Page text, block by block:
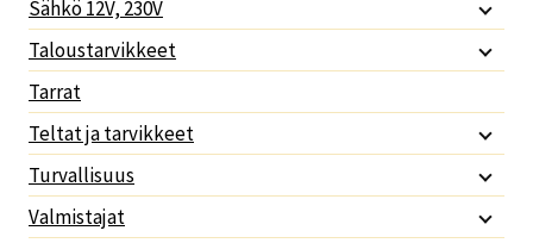
Sähkö 12V, 230V
Taloustarvikkeet
Tarrat
Teltat ja tarvikkeet
Turvallisuus
Valmistajat